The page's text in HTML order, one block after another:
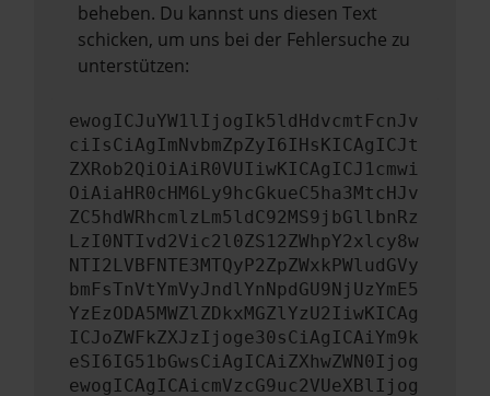
beheben. Du kannst uns diesen Text
schicken, um uns bei der Fehlersuche zu
unterstützen:
ewogICJuYW1lIjogIk5ldHdvcmtFcnJv
ciIsCiAgImNvbmZpZyI6IHsKICAgICJt
ZXRob2QiOiAiR0VUIiwKICAgICJ1cmwi
OiAiaHR0cHM6Ly9hcGkueC5ha3MtcHJv
ZC5hdWRhcmlzLm5ldC92MS9jbGllbnRz
LzI0NTIvd2Vic2l0ZS12ZWhpY2xlcy8w
NTI2LVBFNTE3MTQyP2ZpZWxkPWludGVy
bmFsTnVtYmVyJndlYnNpdGU9NjUzYmE5
YzEzODA5MWZlZDkxMGZlYzU2IiwKICAg
ICJoZWFkZXJzIjoge30sCiAgICAiYm9k
eSI6IG51bGwsCiAgICAiZXhwZWN0Ijog
ewogICAgICAicmVzcG9uc2VUeXBlIjog